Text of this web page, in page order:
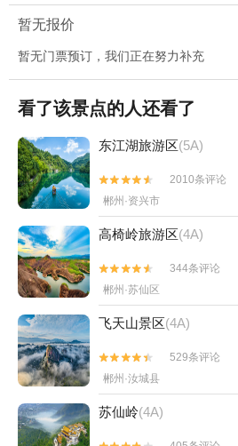
暂无报价
暂无门票预订，我们正在努力补充
看了该景点的人还看了
东江湖旅游区(5A)


2010条评论
郴州·资兴市
高椅岭旅游区(4A)


344条评论
郴州·苏仙区
飞天山景区(4A)


529条评论
郴州·汝城县
苏仙岭(4A)